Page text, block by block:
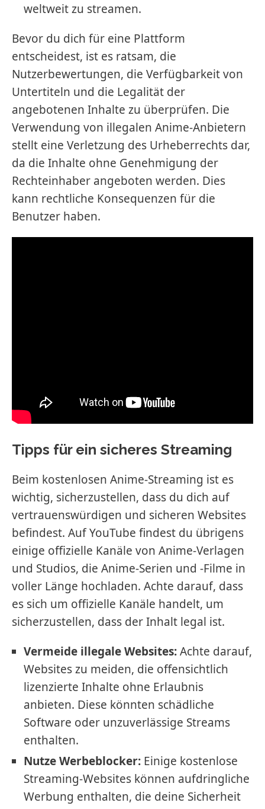
weltweit zu streamen.
Bevor du dich für eine Plattform
entscheidest, ist es ratsam, die
Nutzerbewertungen, die Verfügbarkeit von
Untertiteln und die Legalität der
angebotenen Inhalte zu überprüfen. Die
Verwendung von illegalen Anime-Anbietern
stellt eine Verletzung des Urheberrechts dar,
da die Inhalte ohne Genehmigung der
Rechteinhaber angeboten werden. Dies
kann rechtliche Konsequenzen für die
Benutzer haben.
Tipps für ein sicheres Streaming
Beim kostenlosen Anime-Streaming ist es
wichtig, sicherzustellen, dass du dich auf
vertrauenswürdigen und sicheren Websites
befindest. Auf YouTube findest du übrigens
einige offizielle Kanäle von Anime-Verlagen
und Studios, die Anime-Serien und -Filme in
voller Länge hochladen. Achte darauf, dass
es sich um offizielle Kanäle handelt, um
sicherzustellen, dass der Inhalt legal ist.
Vermeide illegale Websites:Achte darauf,
Websites zu meiden, die offensichtlich
lizenzierte Inhalte ohne Erlaubnis
anbieten. Diese könnten schädliche
Software oder unzuverlässige Streams
enthalten.
Nutze Werbeblocker: Einige kostenlose
Streaming-Websites können aufdringliche
Werbung enthalten, die deine Sicherheit